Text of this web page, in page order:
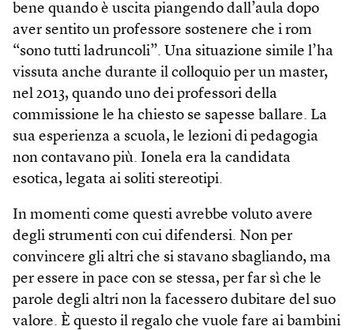
bene quando è uscita piangendo dall’aula dopo
aver sentito un professore sostenere che i rom
“sono tutti ladruncoli”. Una situazione simile l’ha
vissuta anche durante il colloquio per un master,
nel 2013, quando uno dei professori della
commissione le ha chiesto se sapesse ballare. La
sua esperienza a scuola, le lezioni di pedagogia
non contavano più. Ionela era la candidata
esotica, legata ai soliti stereotipi.
In momenti come questi avrebbe voluto avere
degli strumenti con cui difendersi. Non per
convincere gli altri che si stavano sbagliando, ma
per essere in pace con se stessa, per far sì che le
parole degli altri non la facessero dubitare del suo
valore. È questo il regalo che vuole fare ai bambini